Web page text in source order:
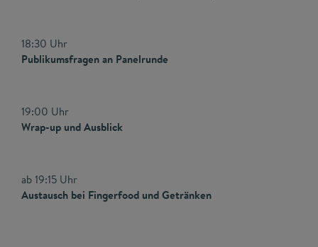
18:30 Uhr
Publikumsfragen an Panelrunde
19:00 Uhr
Wrap-up und Ausblick
ab 19:15 Uhr
Austausch bei Fingerfood und Getränken